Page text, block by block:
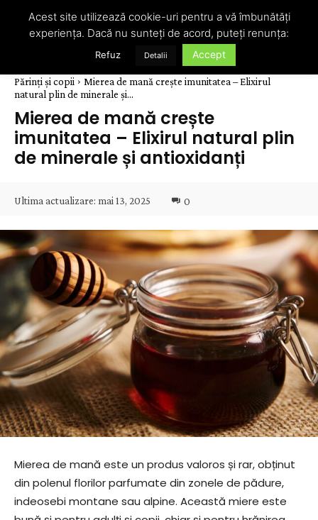
Părinți și copii
Mierea de mană crește imunitatea – Elixirul
natural plin de minerale și...
Mierea de mană crește
imunitatea – Elixirul natural plin
de minerale și antioxidanți
Ultima actualizare: mai 13, 2025 0
Mierea de mană este un produs valoros și rar, obținut
din polenul florilor parfumate din zonele de pădure,
indeosebi montane sau alpine. Această miere este
Acest site utilizează cookie-uri pentru a vă îmbunătăți
experiența. Dacă nu sunteți de acord, puteți renunța:
Refuz Detalii Accept